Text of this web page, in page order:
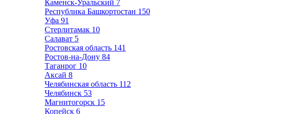
Каменск-Уральский 7
Республика Башкортостан 150
Уфа 91
Стерлитамак 10
Салават 5
Ростовская область 141
Ростов-на-Дону 84
Таганрог 10
Аксай 8
Челябинская область 112
Челябинск 53
Магнитогорск 15
Копейск 6